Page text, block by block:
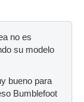
no es
su modelo
bueno para
Bumblefoot